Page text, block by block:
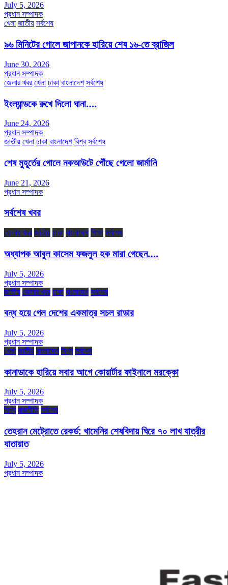
July 5, 2026
প্রধান সম্পাদক
খেলা জাতীয় সর্বশেষ
৯৬ মিনিটের গোলে জাপানকে হারিয়ে শেষ ১৬-তে ব্রাজিল
June 30, 2026
প্রধান সম্পাদক
জেলার খবর খেলা ঢাকা বাংলাদেশ সর্বশেষ
ইংল্যান্ডকে রুখে দিলো ঘানা….
June 24, 2026
প্রধান সম্পাদক
জাতীয় খেলা ঢাকা বাংলাদেশ বিশ্ব সর্বশেষ
শেষ মুহূর্তের গোলে নকআউটে পৌঁছে গেলো জার্মানি
June 21, 2026
প্রধান সম্পাদক
সর্বশেষ খবর
জেলার খবর জাতীয় ঢাকা বাংলাদেশ শিক্ষা সর্বশেষ
অধ্যাপক আবুল কাসেম ফজলুল হক মারা গেছেন….
July 5, 2026
প্রধান সম্পাদক
জাতীয় জেলার খবর ঢাকা বাংলাদেশ সর্বশেষ
বন্ধ হয়ে গেল দেশের একমাত্র সচল রাডার
July 5, 2026
প্রধান সম্পাদক
খেলা জাতীয় বাংলাদেশ বিশ্ব সর্বশেষ
কানাডাকে হারিয়ে সবার আগে কোয়ার্টার ফাইনালে মরক্কো
July 5, 2026
প্রধান সম্পাদক
বিশ্ব রাজনীতি সর্বশেষ
তেহরান মেট্রোতে রেকর্ড: খামেনির শেষবিদায় ঘিরে ৭০ লাখ যাত্রীর
যাতায়াত
July 5, 2026
প্রধান সম্পাদক